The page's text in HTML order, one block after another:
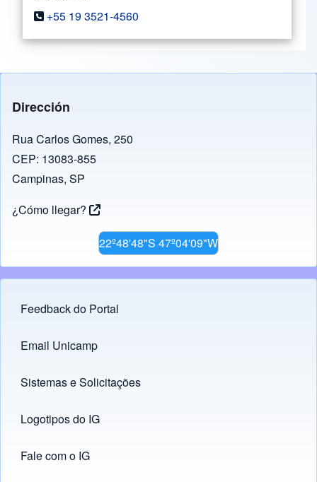
+55 19 3521-4560
Dirección
Rua Carlos Gomes, 250
CEP: 13083-855
Campinas, SP
¿Cómo llegar?
22º48'48"S 47º04'09"W
Footer menu
Feedback do Portal
Links
Email Unicamp
(opens in new tab)
Sistemas e Solicitações
(opens in new tab)
Logotipos do IG
(opens in new tab)
Fale com o IG